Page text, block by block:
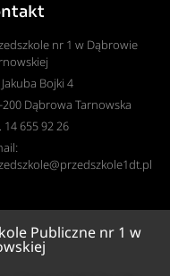
nr 1 w Dąbrowie
Bojki 4
200 Dąbrowa Tarnowska
14 655 92 26
Publiczne nr 1 w